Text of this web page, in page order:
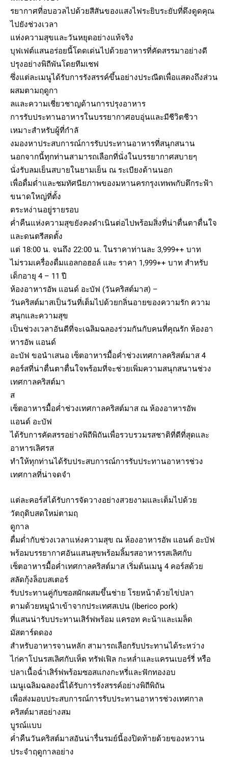
รยากาศที่อบอวลไปด้วยสีสันของแสงไฟระยิบระยับที่ดึงดูดคุณ
ไปยังช่วงเวลา
แห่งความสุขและวันหยุดอย่างแท้จริง
บุฟเฟต์แสนอร่อยนี้โดดเด่นไปด้วยอาหารที่คัดสรรมาอย่างดี
ปรุงอย่างพิถีพันโดยทีมเชฟ
ซึ่งแต่ละเมนูได้รับการรังสรรค์ขึ้นอย่างประณีตเพื่อแสดงถึงส่วน
ผสมตามฤดูกา
ลและความเชี่ยวชาญด้านการปรุงอาหาร
การรับประทานอาหารในบรรยากาศอบอุ่นและมีชีวิตชีวา
เหมาะสำหรับผู้ที่กำลั
งมองหาประสบการณ์การรับประทานอาหารที่สนุกสนาน
นอกจากนี้ทุกท่านสามารถเลือกที่นั่งในบรรยากาศสบายๆ
นั่งรับลมเย็นสบายในยามเย็น ณ ระเบียงด้านนอก
เพื่อดื่มด่ำและชมทัศนียภาพของมหานครกรุงเทพพกับตึกระฟ้า
ขนาดใหญ่ที่ตั้ง
ตระหง่านอยู่รายรอบ
ค่ำคืนแห่งความสุขยังคงดำเนินต่อไปพร้อมสิ่งที่น่าตื่นตาตื่นใจ
และดนตรีสดตั้ง
แต่ 18:00 น. จนถึง 22:00 น. ในราคาท่านละ 3,999++ บาท
ไม่รวมเครื่องดื่มแอลกอฮอล์ และ ราคา 1,999++ บาท สำหรับ
เด็กอายุ 4 – 11 ปี
ห้องอาหารอัพ แอนด์ อะบัฟ (วันคริสต์มาส) –
วันคริสต์มาสเป็นวันที่เต็มไปด้วยกลิ่นอายของความรัก ความ
สนุกและความสุข
เป็นช่วงเวลาอันดีที่จะเฉลิมฉลองร่วมกันกับคนที่คุณรัก ห้องอา
หารอัพ แอนด์
อะบัฟ ขอนำเสนอ เซ็ตอาหารมื้อค่ำช่วงเทศกาลคริสต์มาส 4
คอร์สที่น่าตื่นตาตื่นใจพร้อมที่จะช่วยเพิ่มความสนุกสนานช่วง
เทศกาลคริสต์มา
ส
เซ็ตอาหารมื้อค่ำช่วงเทศกาลคริสต์มาส ณ ห้องอาหารอัพ
แอนด์ อะบัฟ
ได้รับการคัดสรรอย่างพิถีพิถันเพื่อรวบรวมรสชาติที่ดีที่สุดและ
อาหารเลิศรส
ทำให้ทุกท่านได้รับประสบการณ์การรับประทานอาหารช่วง
เทศกาลที่น่าจดจำ
แต่ละคอร์สได้รับการจัดวางอย่างสวยงามและเต็มไปด้วย
วัตถุดิบสดใหม่ตามฤ
ดูกาล
ดื่มด่ำกับช่วงเวลาแห่งความสุข ณ ห้องอาหารอัพ แอนด์ อะบัฟ
พร้อมบรรยากาศอันแสนสุขพร้อมลิ้มรสอาหารรสเลิศกับ
เซ็ตอาหารมื้อค่ำเทศกาลคริสต์มาส เริ่มต้นเมนู 4 คอร์สด้วย
สลัดกุ้งล็อบสเตอร์
รับประทานคู่กับซอสผักผสมขึ้นช่าย โรยหน้าด้วยไข่ปลา
ตามด้วยหมูนำเข้าจากประเทศสเปน (Iberico pork)
ที่แสนน่ารับประทานเสิร์ฟพร้อม แครอท คะน้าและเมล็ด
มัสตาร์ดดอง
สำหรับอาหารจานหลัก สามารถเลือกรับประทานได้ระหว่าง
ไก่คาโปนรสเลิศกับเห็ด ทรัฟเฟิล กะหล่ำและแครนเบอร์รี่ หรือ
ปลาเนื้อฉ่ำเสิร์ฟพร้อมซอสแกงกะหรี่และฟักทองอบ
เมนูเฉลิมฉลองนี้ได้รับการรังสรรค์อย่างพิถีพิถัน
เพื่อส่งมอบประสบการณ์การรับประทานอาหารช่วงเทศกาล
คริสต์มาสอย่างสม
บูรณ์แบบ
ค่ำคืนวันคริสต์มาสอันน่ารื่นรมย์นี้องปิดท้ายด้วยของหวาน
ประจำฤดูกาลอย่าง